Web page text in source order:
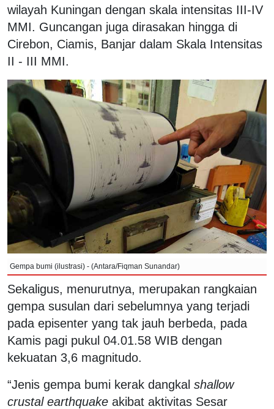
wilayah Kuningan dengan skala intensitas III-IV
MMI. Guncangan juga dirasakan hingga di
Cirebon, Ciamis, Banjar dalam Skala Intensitas
II - III MMI.
Gempa bumi (ilustrasi) - (Antara/Fiqman Sunandar)
Sekaligus, menurutnya, merupakan rangkaian
gempa susulan dari sebelumnya yang terjadi
pada episenter yang tak jauh berbeda, pada
Kamis pagi pukul 04.01.58 WIB dengan
kekuatan 3,6 magnitudo.
“Jenis gempa bumi kerak dangkal shallow
crustal earthquake akibat aktivitas Sesar